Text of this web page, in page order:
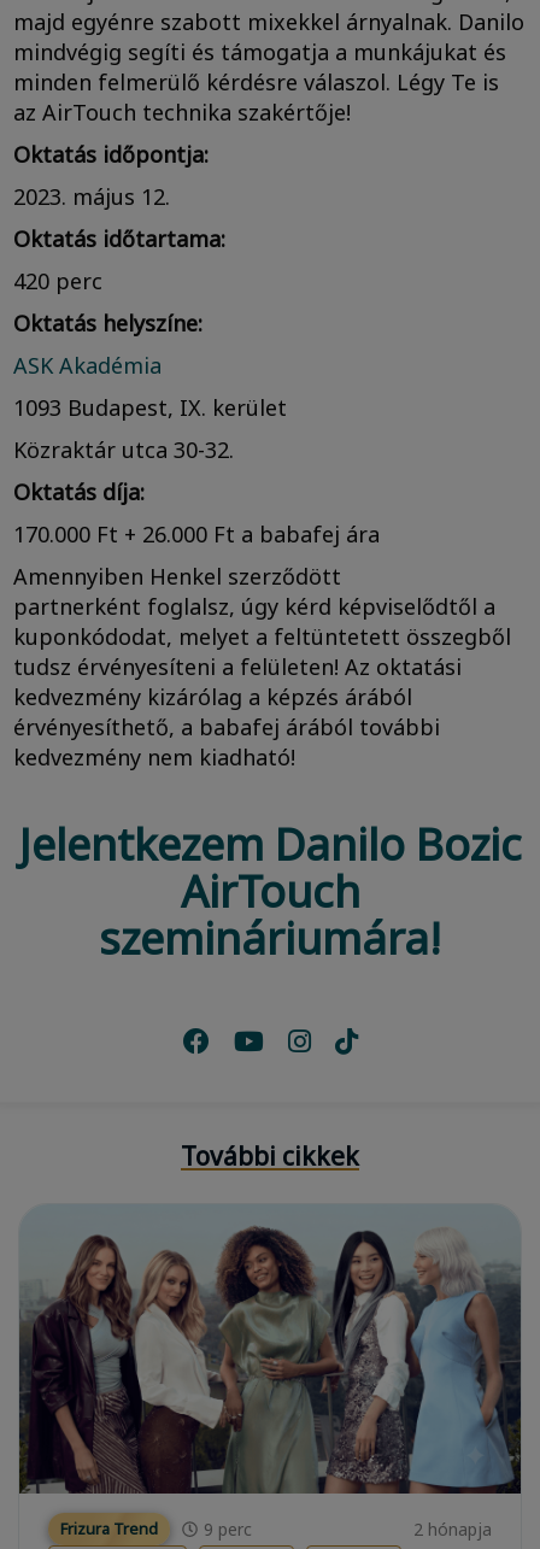
majd egyénre szabott mixekkel árnyalnak. Danilo
mindvégig segíti és támogatja a munkájukat és
minden felmerülő kérdésre válaszol. Légy Te is
az AirTouch technika szakértője!
Oktatás időpontja:
2023. május 12.
Oktatás időtartama:
420 perc
Oktatás helyszíne:
ASK Akadémia
1093 Budapest, IX. kerület
Közraktár utca 30-32.
Oktatás díja:
170.000 Ft + 26.000 Ft a babafej ára
Amennyiben Henkel szerződött
partnerként foglalsz, úgy kérd képviselődtől a
kuponkódodat, melyet a feltüntetett összegből
tudsz érvényesíteni a felületen! Az oktatási
kedvezmény kizárólag a képzés árából
érvényesíthető, a babafej árából további
kedvezmény nem kiadható!
Jelentkezem Danilo Bozic
AirTouch
szemináriumára!
További cikkek
Frizura Trend 9 perc
2 hónapja